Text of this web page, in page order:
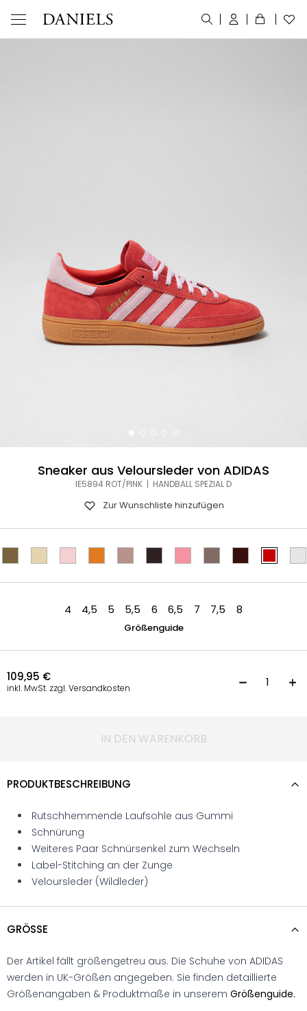
Sneaker aus Veloursleder von ADIDAS
IE5894 ROT/PINK | HANDBALL SPEZIAL D
Zur Wunschliste hinzufügen
4 4,5 5 5,5 6 6,5 7 7,5 8
Größenguide
109,95 €
inkl. MwSt. zzgl. Versandkosten
IN DEN WARENKORB
PRODUKTBESCHREIBUNG
Rutschhemmende Laufsohle aus Gummi
Schnürung
Weiteres Paar Schnürsenkel zum Wechseln
Label-Stitching an der Zunge
Veloursleder (Wildleder)
GRÖSSE
Der Artikel fällt größengetreu aus. Die Schuhe von ADIDAS
werden in UK-Größen angegeben. Sie finden detaillierte
Größenangaben & Produktmaße in unserem Größenguide.